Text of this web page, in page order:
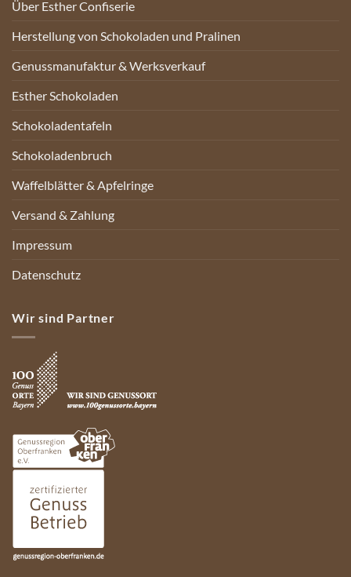
Über Esther Confiserie
Herstellung von Schokoladen und Pralinen
Genussmanufaktur & Werksverkauf
Esther Schokoladen
Schokoladentafeln
Schokoladenbruch
Waffelblätter & Apfelringe
Versand & Zahlung
Impressum
Datenschutz
Wir sind Partner